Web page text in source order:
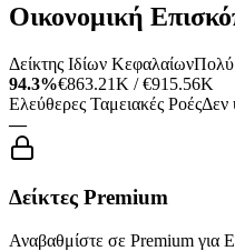
Οικονομική
Δείκτης Ιδίων Κεφαλαίων
94.3%€863.21K / €915.56K
Ελεύθερες Ταμειακές ΡοέςΔεν
—
Δείκτες Premium
Αναβαθμίστε σε Premium για